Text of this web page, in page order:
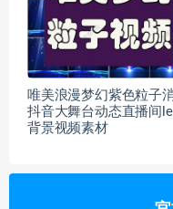
唯美浪漫梦幻紫色粒子
抖音大舞台动态直播间
背景视频素材